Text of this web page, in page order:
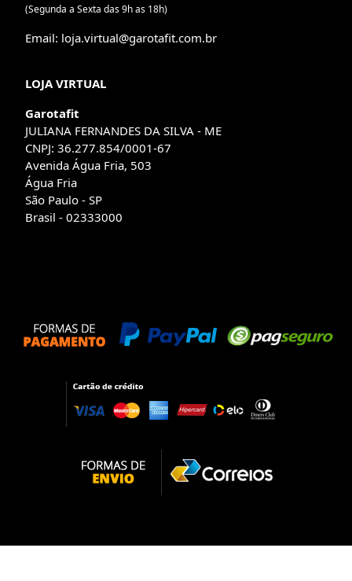
(Segunda a Sexta das 9h as 18h)
Email: loja.virtual@garotafit.com.br
LOJA VIRTUAL
Garotafit
JULIANA FERNANDES DA SILVA - ME
CNPJ: 36.277.854/0001-67
Avenida Água Fria, 503
Água Fria
São Paulo - SP
Brasil - 02333000